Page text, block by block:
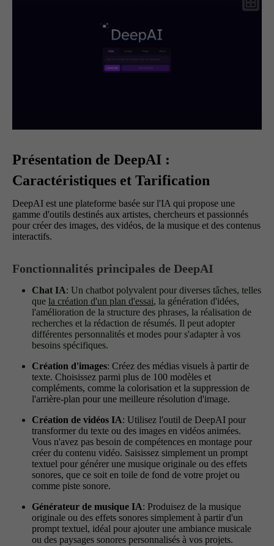
Présentation de DeepAI :
Caractéristiques et Tarification
DeepAI est une plateforme basée sur l'IA qui propose une
gamme d'outils destinés aux artistes, chercheurs et passionnés
pour créer des images, des vidéos, de la musique et des contenus
interactifs.
Fonctionnalités principales de DeepAI
Chat IA: Un chatbot polyvalent pour diverses tâches, telles
que la création d'un plan d'essai, la génération d'idées,
l'amélioration de la structure des phrases, la réalisation de
recherches et la rédaction de résumés. Il peut adopter
différentes personnalités et modes pour s'adapter à vos
besoins spécifiques.
Création d'images: Créez des médias visuels à partir de
texte. Choisissez parmi plus de 100 modèles et
compléments, comme la colorisation et la suppression de
l'arrière-plan pour une meilleure résolution d'image.
Création de vidéos IA: Utilisez l'outil de DeepAI pour
transformer du texte ou des images en vidéos animées.
Vous n'avez pas besoin de compétences en montage pour
créer du contenu vidéo. Saisissez simplement un prompt
textuel pour générer une musique originale ou des effets
sonores, que ce soit en toile de fond de votre projet ou
comme piste sonore.
Générateur de musique IA: Produisez de la musique
originale ou des effets sonores simplement à partir d'un
prompt textuel, idéal pour ajouter une ambiance musicale
ou des paysages sonores personnalisés à vos projets.